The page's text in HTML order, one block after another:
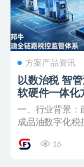
方案产品资讯
以数治税 智
软硬件一体化
链条监管防线
一、行业背景：
成品油数字化税
16